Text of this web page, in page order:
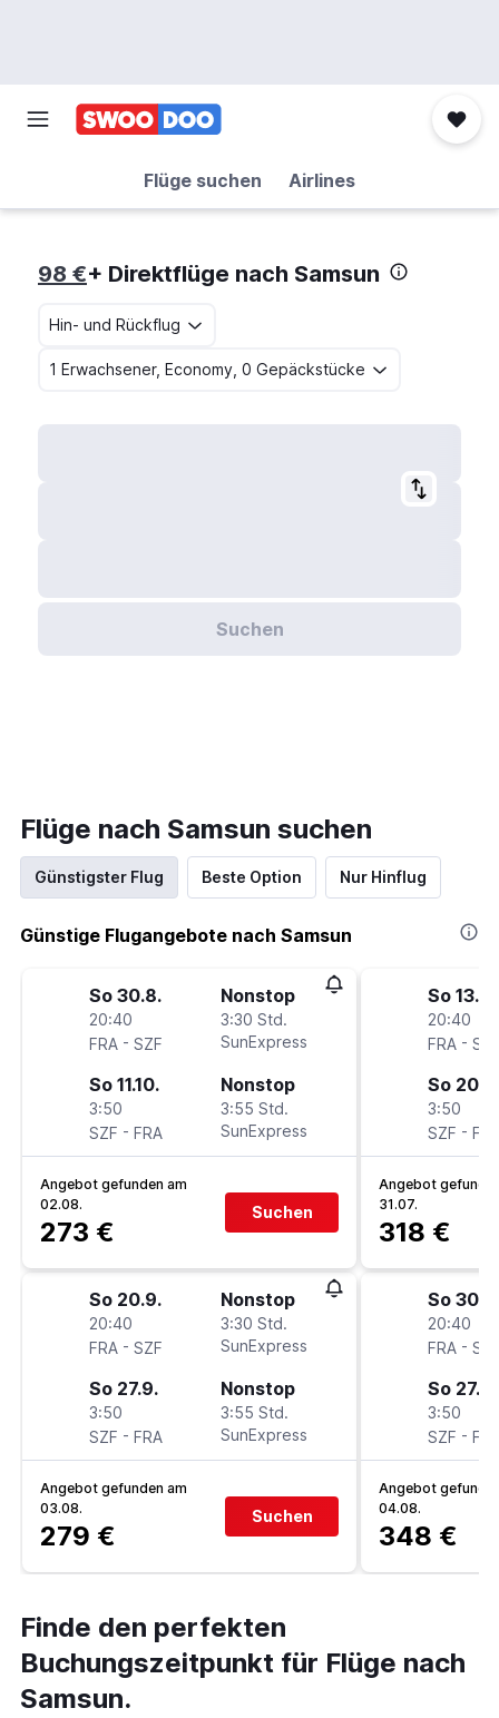
Flüge suchen Airlines
98 €+ Direktflüge nach Samsun
Hin- und Rückflug
1 Erwachsener, Economy, 0 Gepäckstücke
Suchen
Flüge nach Samsun suchen
Günstigster Flug Beste Option Nur Hinflug
Günstige Flugangebote nach Samsun
So 30.8.
20:40
FRA - SZF
Nonstop
3:30 Std.
SunExpress
So 11.10.
3:50
SZF - FRA
Nonstop
3:55 Std.
SunExpress
Angebot gefunden am
02.08.
273 €
Suchen
So 20.9.
20:40
FRA - SZF
Nonstop
3:30 Std.
SunExpress
So 27.9.
3:50
SZF - FRA
Nonstop
3:55 Std.
SunExpress
Angebot gefunden am
03.08.
279 €
Suchen
So 13.9.
20:40
FRA -
So 20.9.
3:50
SZF -
Angebot
31.07.
318 €
So 30.8.
20:40
FRA -
So 27.9.
3:50
SZF -
Angebot
04.08.
348 €
Finde den perfekten
Buchungszeitpunkt für Flüge nach
Samsun.